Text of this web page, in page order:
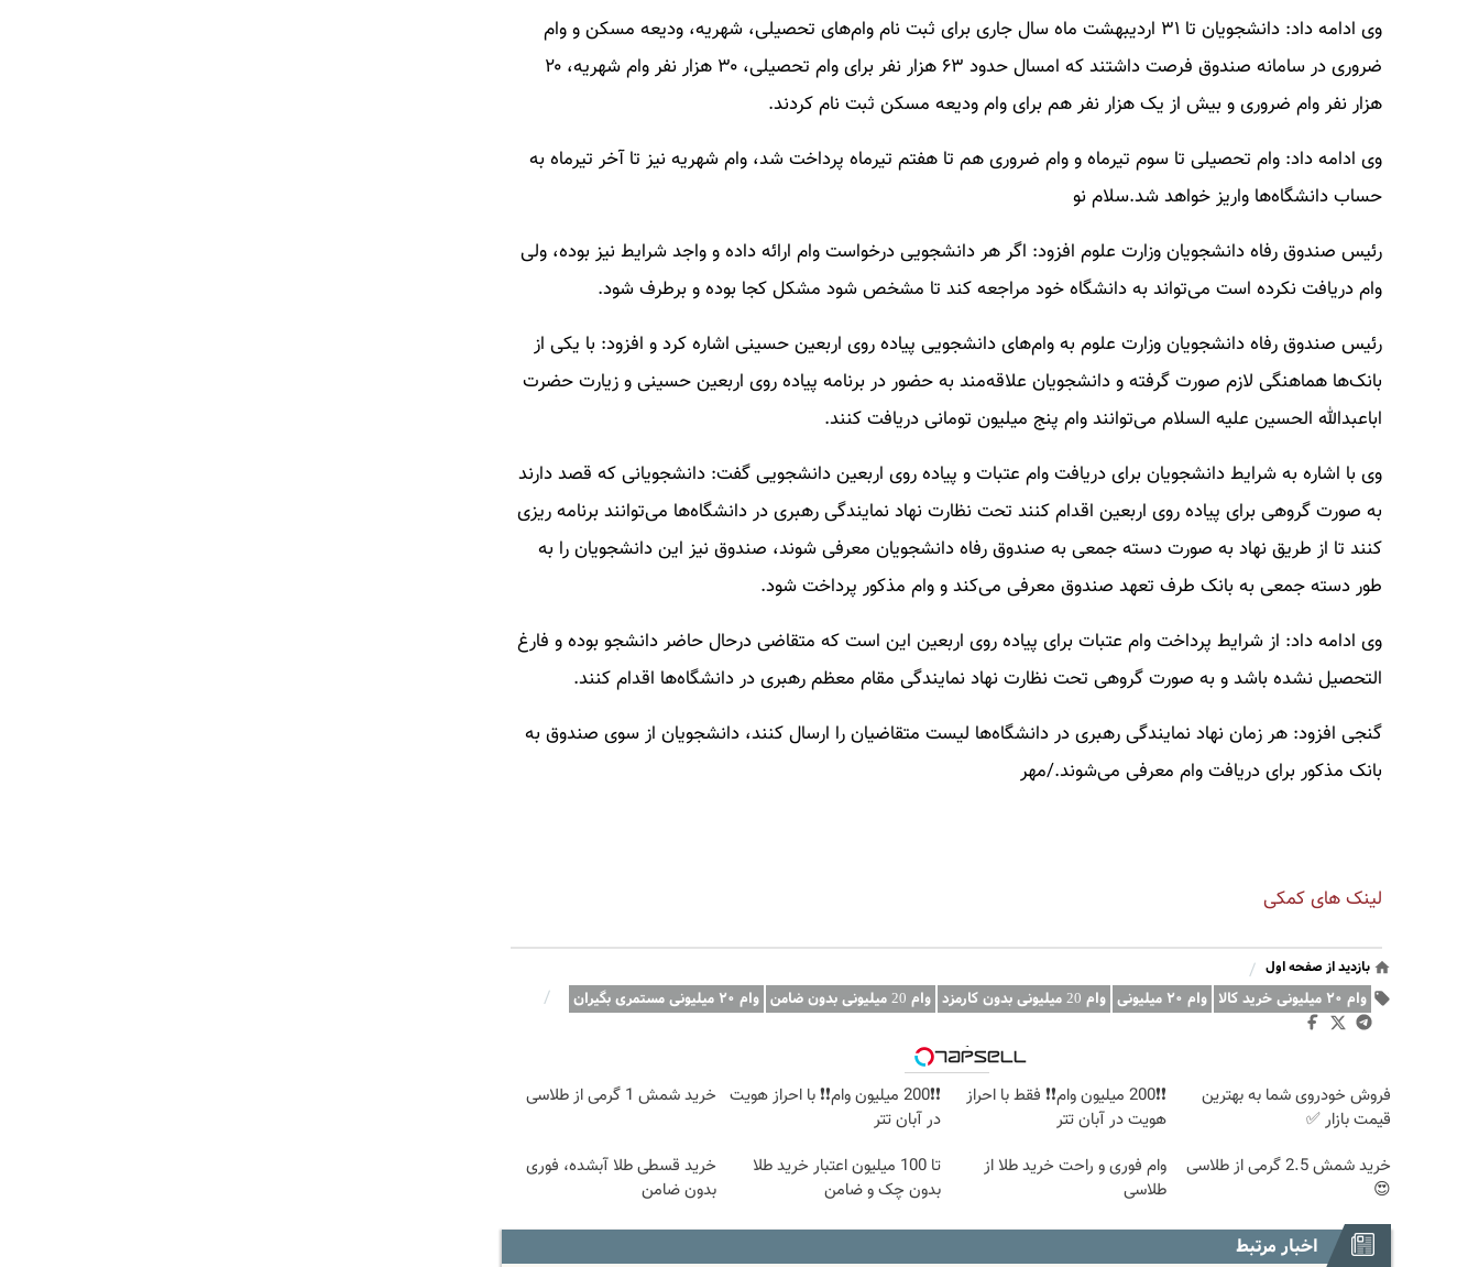
وی ادامه داد: دانشجویان تا ۳۱ اردیبهشت ماه سال جاری برای ثبت نام وام‌های تحصیلی، شهریه، ودیعه مسکن و وام
ضروری در سامانه صندوق فرصت داشتند که امسال حدود ۶۳ هزار نفر برای وام تحصیلی، ۳۰ هزار نفر وام شهریه، ۲۰
هزار نفر وام ضروری و بیش از یک هزار نفر هم برای وام ودیعه مسکن ثبت نام کردند.
وی ادامه داد: وام تحصیلی تا سوم تیرماه و وام ضروری هم تا هفتم تیرماه پرداخت شد، وام شهریه نیز تا آخر تیرماه به
حساب دانشگاه‌ها واریز خواهد شد.سلام نو
رئیس صندوق رفاه دانشجویان وزارت علوم افزود: اگر هر دانشجویی درخواست وام ارائه داده و واجد شرایط نیز بوده، ولی
وام دریافت نکرده است می‌تواند به دانشگاه خود مراجعه کند تا مشخص شود مشکل کجا بوده و برطرف شود.
رئیس صندوق رفاه دانشجویان وزارت علوم به وام‌های دانشجویی پیاده روی اربعین حسینی اشاره کرد و افزود: با یکی از
بانک‌ها هماهنگی لازم صورت گرفته و دانشجویان علاقه‌مند به حضور در برنامه پیاده روی اربعین حسینی و زیارت حضرت
اباعبدالله الحسین علیه السلام می‌توانند وام پنج میلیون تومانی دریافت کنند.
وی با اشاره به شرایط دانشجویان برای دریافت وام عتبات و پیاده روی اربعین دانشجویی گفت: دانشجویانی که قصد دارند
به صورت گروهی برای پیاده روی اربعین اقدام کنند تحت نظارت نهاد نمایندگی رهبری در دانشگاه‌ها می‌توانند برنامه ریزی
کنند تا از طریق نهاد به صورت دسته جمعی به صندوق رفاه دانشجویان معرفی شوند، صندوق نیز این دانشجویان را به
طور دسته جمعی به بانک طرف تعهد صندوق معرفی می‌کند و وام مذکور پرداخت شود.
وی ادامه داد: از شرایط پرداخت وام عتبات برای پیاده روی اربعین این است که متقاضی درحال حاضر دانشجو بوده و فارغ
التحصیل نشده باشد و به صورت گروهی تحت نظارت نهاد نمایندگی مقام معظم رهبری در دانشگاه‌ها اقدام کنند.
گنجی افزود: هر زمان نهاد نمایندگی رهبری در دانشگاه‌ها لیست متقاضیان را ارسال کنند، دانشجویان از سوی صندوق به
بانک مذکور برای دریافت وام معرفی می‌شوند./مهر
لینک های کمکی
بازدید از صفحه اول /
وام ۲۰ میلیونی خرید کالا وام ۲۰ میلیونی وام 20 میلیونی بدون کارمزد وام 20 میلیونی بدون ضامن وام ۲۰ میلیونی مستمری بگیران /
وبگردی
فروش خودروی شما به بهترین
قیمت بازار ✅
❗❗200 میلیون وام❗❗ فقط با احراز
هویت در آبان تتر
❗❗200 میلیون وام❗❗ با احراز هویت
در آبان تتر
خرید شمش 1 گرمی از طلاسی
خرید شمش 2.5 گرمی از طلاسی
😍
وام فوری و راحت خرید طلا از
طلاسی
تا 100 میلیون اعتبار خرید طلا
بدون چک و ضامن
خرید قسطی طلا آبشده، فوری
بدون ضامن
اخبار مرتبط